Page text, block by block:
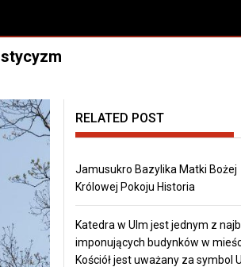
RELATED POST
Jamusukro Bazylika Matki Bożej
Królowej Pokoju Historia
Katedra w Ulm jest jednym z
imponujących budynków w
Kościół jest uważany za symbol